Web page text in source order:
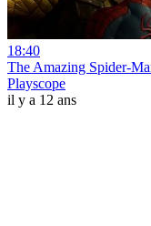
18:40
The Amazing Spider-
Playscope
il y a 12 ans